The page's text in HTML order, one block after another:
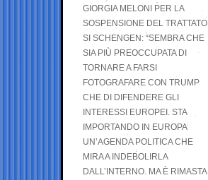
GIORGIA MELONI PER LA
SOSPENSIONE DEL TRATTATO
SI SCHENGEN: “SEMBRA CHE
SIA PIÙ PREOCCUPATA DI
TORNARE A FARSI
FOTOGRAFARE CON TRUMP
CHE DI DIFENDERE GLI
INTERESSI EUROPEI. STA
IMPORTANDO IN EUROPA
UN’AGENDA POLITICA CHE
MIRA A INDEBOLIRLA
DALL’INTERNO. MA È RIMASTA